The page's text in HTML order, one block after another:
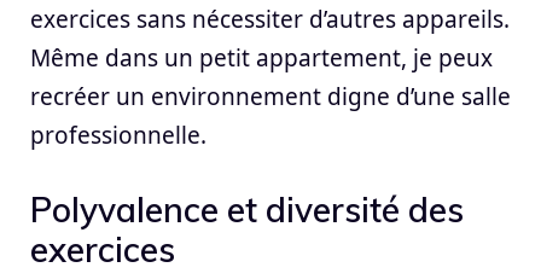
exercices sans nécessiter d’autres appareils.
Même dans un petit appartement, je peux
recréer un environnement digne d’une salle
professionnelle.
Polyvalence et diversité des
exercices